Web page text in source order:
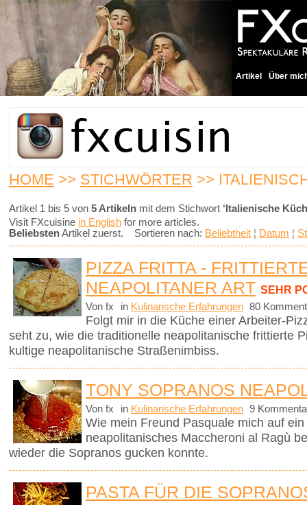
Artikel Über
HOME >> STICHWÖRTER >>
Artikel 1 bis 5 von 5 Artikeln mit dem Stichwort ‘Italienische
Visit FXcuisine in English for more articles.
BeliebstenArtikel zuerst. Sortieren nach: Beliebtheit ¦ Datum ¦
PIZZA FRITTA -
NEAPOLITANER ART SEHR
Von fx in Kulinarische Erfahrungen 80
Folgt mir in die Küche einer Arbeiter-
seht zu, wie die traditionelle neapolitanische frittierte
kultige neapolitanische Straßenimbiss.
TONY SOPRANOS
Von fx in Kulinarische Erfahrungen 9
Wie mein Freund Pasquale mich auf
neapolitanisches Maccheroni al Ragù
wieder die Sopranos gucken konnte.
PASTA FÜR DIE